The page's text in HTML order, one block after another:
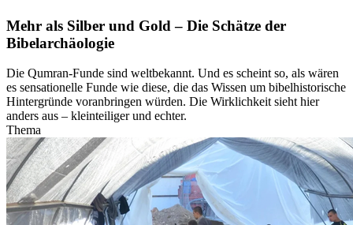
Mehr als Silber und Gold – Die Schätze der
Bibelarchäologie
Die Qumran-Funde sind weltbekannt. Und es scheint so, als wären
es sensationelle Funde wie diese, die das Wissen um bibelhistorische
Hintergründe voranbringen würden. Die Wirklichkeit sieht hier
anders aus – kleinteiliger und echter.
Thema